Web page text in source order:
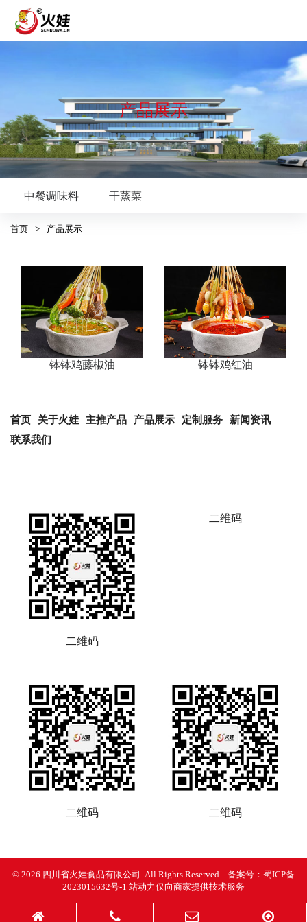
产品展示
复合调味料
烧烤烤肉系列
腌料 蘸料
中餐系列
中餐调味料 干蒸菜
特色餐饮系列
龙虾烤鱼 钵钵鸡 冒菜、麻辣烫
首页 > 产品展示
钵钵鸡藤椒油 钵钵鸡红油
首页 关于火娃 主推产品 产品展示 定制服务
新闻资讯
联系我们
二维码
二维码
二维码 二维码
© 2026 四川省火娃食品有限公司 All Rights Reserved. 备案号： 蜀ICP备
2023015632号-1 站动力仅向商家提供技术服务